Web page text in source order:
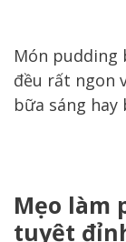
Món pudding
đều rất ngon
bữa sáng hay
Mẹo làm
tuyệt